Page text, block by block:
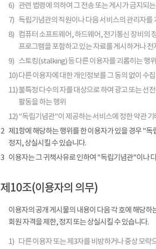
6) 관련 법령에 의하여 그 전송 또는 게시가 금지되
7) 독립기념관의 직원이나 다음 서비스의 관리자를
8) 컴퓨터 소프트웨어, 하드웨어, 전기통신 장비의
프로그램을 포함하고 있는 자료를 게시하거나
9) 스토킹(stalking) 등 다른 이용자를 괴롭히는 행위
10)다른 이용자에 대한 개인정보를 그 동의 없이 수
11)불특정 다수의 자를 대상으로 하여 광고 또는 선
활동을 하는 행위
12)"독립기념관"이 제공하는 서비스에 정한 약관
2 제1항에 해당하는 행위를 한 이용자가 있을 경우 "
정지, 상실시킬 수 있습니다.
3 이용자는 그 귀책사유로 인하여 "독립기념관"이나
제10조(이용자의 의무)
이용자의 공개 게시물의 내용이 다음 각 호에 해당
회원 자격을 제한, 정지 또는 상실시킬 수 있습니다.
1) 다른 이용자 또는 제3자를 비방하거나 중상 모략